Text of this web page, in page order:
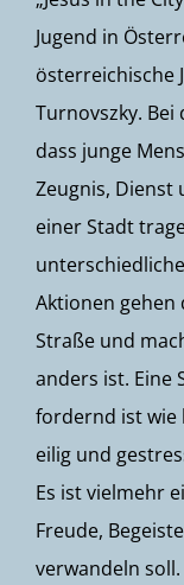
Jugend in
österreichische
Turnovszky.
dass junge
Zeugnis, Dienst
einer Stadt
Aktionen gehen
Straße und
anders ist. Eine
fordernd ist wie
eilig und
Es ist vielmehr
Freude,
verwandeln soll.